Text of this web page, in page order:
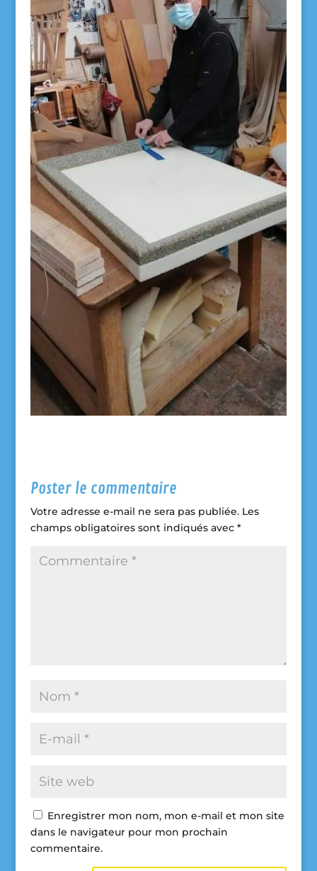
Poster le commentaire
Votre adresse e-mail ne sera pas publiée. Les
champs obligatoires sont indiqués avec *
Enregistrer mon nom, mon e-mail et mon site
dans le navigateur pour mon prochain
commentaire.